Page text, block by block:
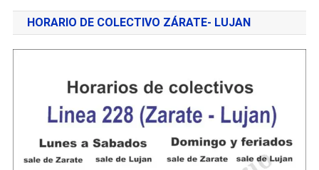
HORARIO DE COLECTIVO ZÁRATE- LUJAN